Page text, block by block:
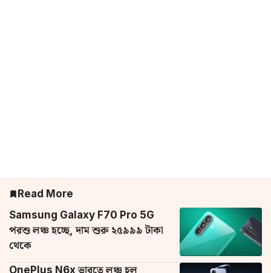
Read More
Samsung Galaxy F70 Pro 5G
পরশু লঞ্চ হচ্ছে, দাম শুরু ২৫৯৯৯ টাকা
থেকে
OnePlus N6x ভারতে লঞ্চ হল,